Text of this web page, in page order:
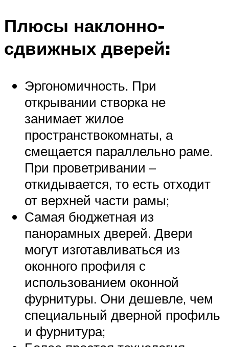
Плюсы наклонно-
сдвижных дверей:
Эргономичность. При
открывании створка не
занимает жилое
пространствокомнаты, а
смещается параллельно раме.
При проветривании –
откидывается, то есть отходит
от верхней части рамы;
Самая бюджетная из
панорамных дверей. Двери
могут изготавливаться из
оконного профиля с
использованием оконной
фурнитуры. Они дешевле, чем
специальный дверной профиль
и фурнитура;